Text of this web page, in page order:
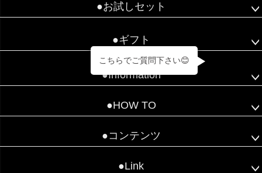
●お試しセット
●ギフト
●Information
●HOW TO
●コンテンツ
●Link
こちらでご質問下さい😊